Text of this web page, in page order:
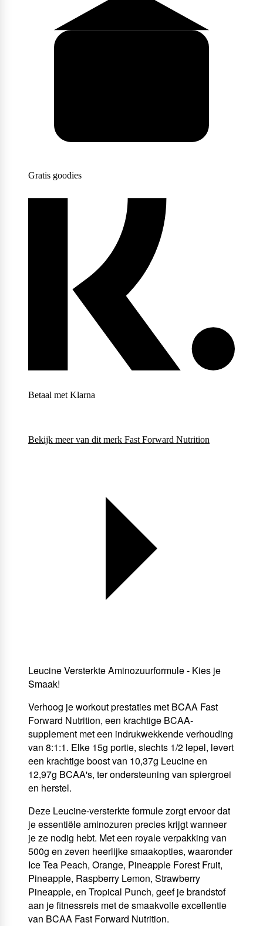
Stacker2
Trained By JP
Weider
Gratis goodies
Betaal met Klarna
Bekijk meer van dit merk Fast Forward Nutrition
Leucine Versterkte Aminozuurformule - Kies je
Smaak!
Verhoog je workout prestaties met BCAA Fast
Forward Nutrition, een krachtige BCAA-
supplement met een indrukwekkende verhouding
van 8:1:1. Elke 15g portie, slechts 1/2 lepel, levert
een krachtige boost van 10,37g Leucine en
12,97g BCAA's, ter ondersteuning van spiergroei
en herstel.
Deze Leucine-versterkte formule zorgt ervoor dat
je essentiële aminozuren precies krijgt wanneer
je ze nodig hebt. Met een royale verpakking van
500g en zeven heerlijke smaakopties, waaronder
Ice Tea Peach, Orange, Pineapple Forest Fruit,
Pineapple, Raspberry Lemon, Strawberry
Pineapple, en Tropical Punch, geef je brandstof
aan je fitnessreis met de smaakvolle excellentie
van BCAA Fast Forward Nutrition.